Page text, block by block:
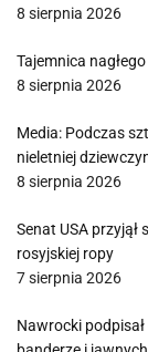
8 sierpnia 2026
Tajemnica
8 sierpnia 2026
Media: Podczas
nieletniej
8 sierpnia 2026
Senat USA
rosyjskiej ropy
7 sierpnia 2026
Nawrocki